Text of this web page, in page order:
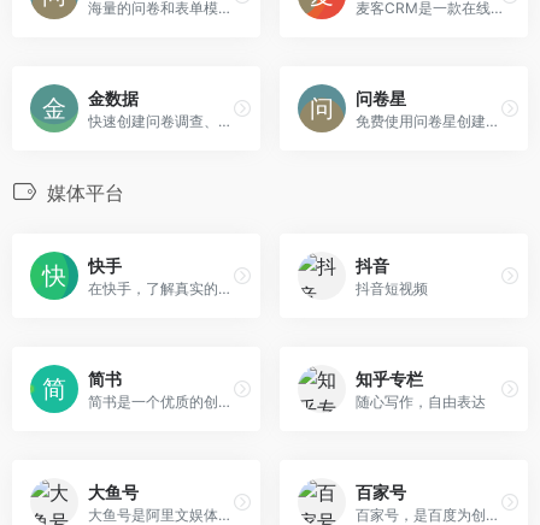
海量的问卷和表单模板，提供20余万精品模板 麦客CRM是一款在线表单制作工具，同时也是强大的客户信息处理和关系管理系统。她可以帮助你轻松完成信息收集与整理，实现客户挖掘与消息推送，并开展持续营销。
金数据
快速创建问卷调查、活动报名、意见反馈、信息登记、在线订单、考试测评等表单，自动化收集整理数据，节省工作时间，更聪明、更体面的完成工作。
问卷星
免费使用问卷星创建问卷调查、在线考试、360度评估等应用
媒体平台
快手
在快手，了解真实的世界，认识有趣的人，也可以记录真实而有趣的自己。
抖音
抖音短视频
简书
简书是一个优质的创作社区，在这里，你可以任性地创作，一篇短文、一张照片、一首诗、一幅画……我们相信，每个人都是生活中的艺术家，有着无穷的创造力。
知乎专栏
随心写作，自由表达
大鱼号
大鱼号是阿里文娱体系为内容创作者提供的统一账号
百家号
百家号，是百度为创作者打造的集创作、发布、变现于一体的内容创作平台，也是众多企业号实现营销转化的运营新阵地。